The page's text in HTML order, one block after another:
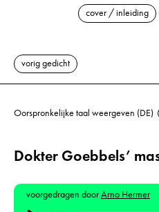
cover / inleiding
vorig gedicht
Oorspronkelijke taal weergeven (DE)
Dokter Goebbels’
voorgedragen doorArno Hermer